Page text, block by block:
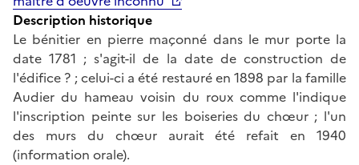
Description historique
Le bénitier en pierre maçonné dans le mur porte la
date 1781 ; s'agit-il de la date de construction de
l'édifice ? ; celui-ci a été restauré en 1898 par la famille
Audier du hameau voisin du roux comme l'indique
l'inscription peinte sur les boiseries du chœur ; l'un
des murs du chœur aurait été refait en 1940
(information orale).